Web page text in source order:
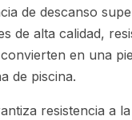
de descanso
de alta calidad,
en una
de piscina.
resistencia a